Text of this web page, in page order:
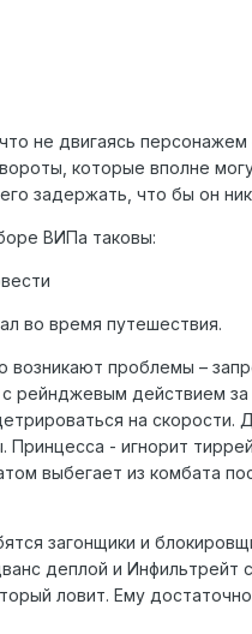
не двигаясь
которые вполне
задержать, что бы он
ВИПа таковы:
во время путешествия.
возникают проблемы –
действием за
на
Принцесса - игнорит
выбегает из комбата
загонщики и
деплой и Инфильтрейт
ловит. Ему